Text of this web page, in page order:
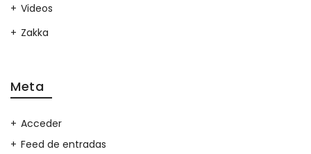
Videos
Zakka
Meta
Acceder
Feed de entradas